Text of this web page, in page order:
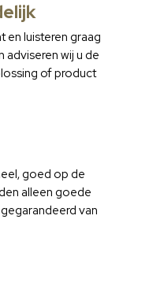
en luisteren graag
adviseren wij u de
of product
goed op de
alleen goede
van